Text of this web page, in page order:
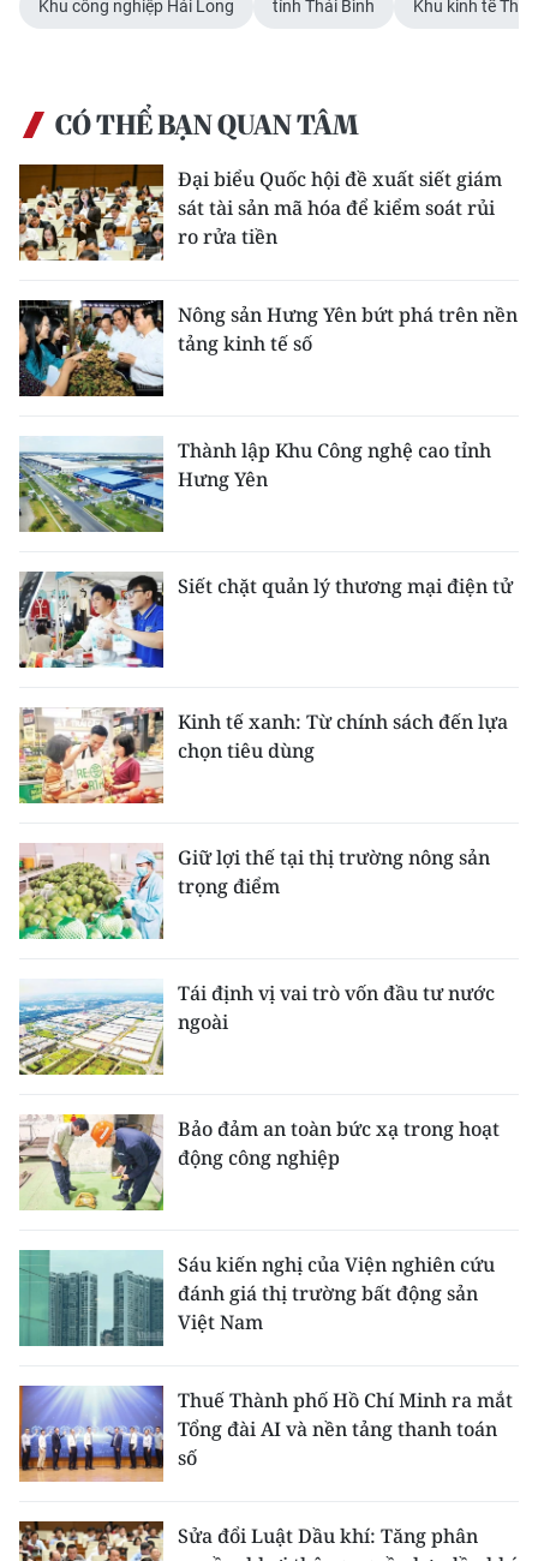
Khu công nghiệp Hải Long tỉnh Thái Bình Khu kinh tế Thái
CÓ THỂ BẠN QUAN TÂM
Đại biểu Quốc hội đề xuất siết giám
sát tài sản mã hóa để kiểm soát rủi
ro rửa tiền
Nông sản Hưng Yên bứt phá trên nền
tảng kinh tế số
Thành lập Khu Công nghệ cao tỉnh
Hưng Yên
Siết chặt quản lý thương mại điện tử
Kinh tế xanh: Từ chính sách đến lựa
chọn tiêu dùng
Giữ lợi thế tại thị trường nông sản
trọng điểm
Tái định vị vai trò vốn đầu tư nước
ngoài
Bảo đảm an toàn bức xạ trong hoạt
động công nghiệp
Sáu kiến nghị của Viện nghiên cứu
đánh giá thị trường bất động sản
Việt Nam
Thuế Thành phố Hồ Chí Minh ra mắt
Tổng đài AI và nền tảng thanh toán
số
Sửa đổi Luật Dầu khí: Tăng phân